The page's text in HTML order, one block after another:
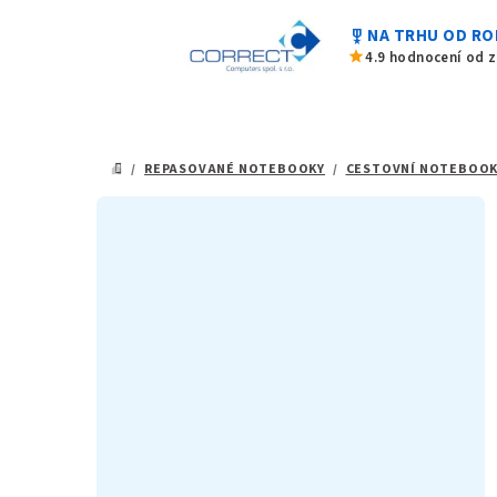
military_tech NA TRHU OD
star4.9 hodnocení od
DOMŮ
/ REPASOVANÉ NOTEBOOKY / CESTOVNÍ